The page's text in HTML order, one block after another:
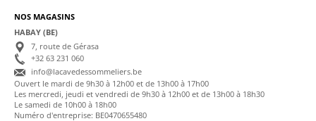
NOS MAGASINS
HABAY (BE)
7, route de Gérasa
+32 63 231 060
info@lacavedessommeliers.be
Ouvert le mardi de 9h30 à 12h00 et de 13h00 à 17h00
Les mercredi, jeudi et vendredi de 9h30 à 12h00 et de 13h00 à 18h30
Le samedi de 10h00 à 18h00
Numéro d'entreprise: BE0470655480